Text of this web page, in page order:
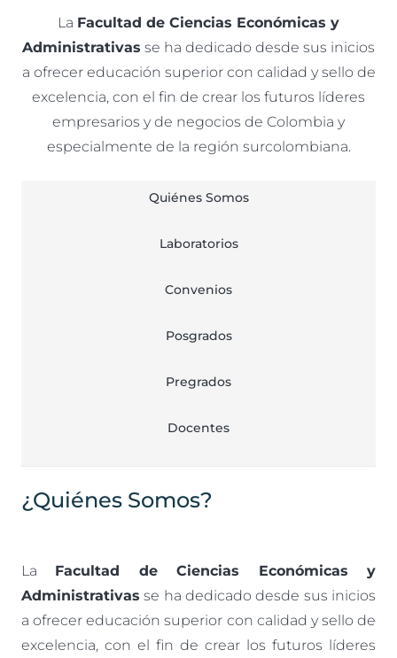
La Facultad de Ciencias Económicas y
Administrativas se ha dedicado desde sus inicios
a ofrecer educación superior con calidad y sello de
excelencia, con el fin de crear los futuros líderes
empresarios y de negocios de Colombia y
especialmente de la región surcolombiana.
Quiénes Somos
Laboratorios
Convenios
Posgrados
Pregrados
Docentes
¿Quiénes Somos?
La Facultad de Ciencias Económicas y
Administrativas se ha dedicado desde sus inicios
a ofrecer educación superior con calidad y sello de
excelencia, con el fin de crear los futuros líderes